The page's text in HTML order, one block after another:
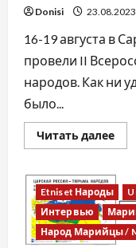
Donisi 23.08.2023
16-19 августа в
провели II
народов. Как ни
было...
Читать далее
Etniset Народы
Интервью
Народ Марийцы /